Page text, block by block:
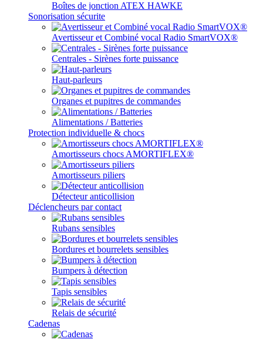
Boîtes de jonction ATEX HAWKE
Sonorisation sécurite
Avertisseur et Combiné vocal Radio SmartVOX®
Centrales - Sirènes forte puissance
Haut-parleurs
Organes et pupitres de commandes
Alimentations / Batteries
Protection individuelle & chocs
Amortisseurs chocs AMORTIFLEX®
Amortisseurs piliers
Détecteur anticollision
Déclencheurs par contact
Rubans sensibles
Bordures et bourrelets sensibles
Bumpers à détection
Tapis sensibles
Relais de sécurité
Cadenas